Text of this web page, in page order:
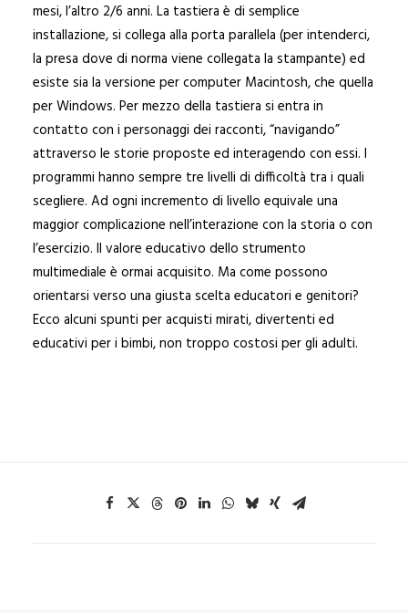
mesi, l’altro 2/6 anni. La tastiera è di semplice
installazione, si collega alla porta parallela (per intenderci,
la presa dove di norma viene collegata la stampante) ed
esiste sia la versione per computer Macintosh, che quella
per Windows. Per mezzo della tastiera si entra in
contatto con i personaggi dei racconti, “navigando”
attraverso le storie proposte ed interagendo con essi. I
programmi hanno sempre tre livelli di difficoltà tra i quali
scegliere. Ad ogni incremento di livello equivale una
maggior complicazione nell’interazione con la storia o con
l’esercizio. Il valore educativo dello strumento
multimediale è ormai acquisito. Ma come possono
orientarsi verso una giusta scelta educatori e genitori?
Ecco alcuni spunti per acquisti mirati, divertenti ed
educativi per i bimbi, non troppo costosi per gli adulti.